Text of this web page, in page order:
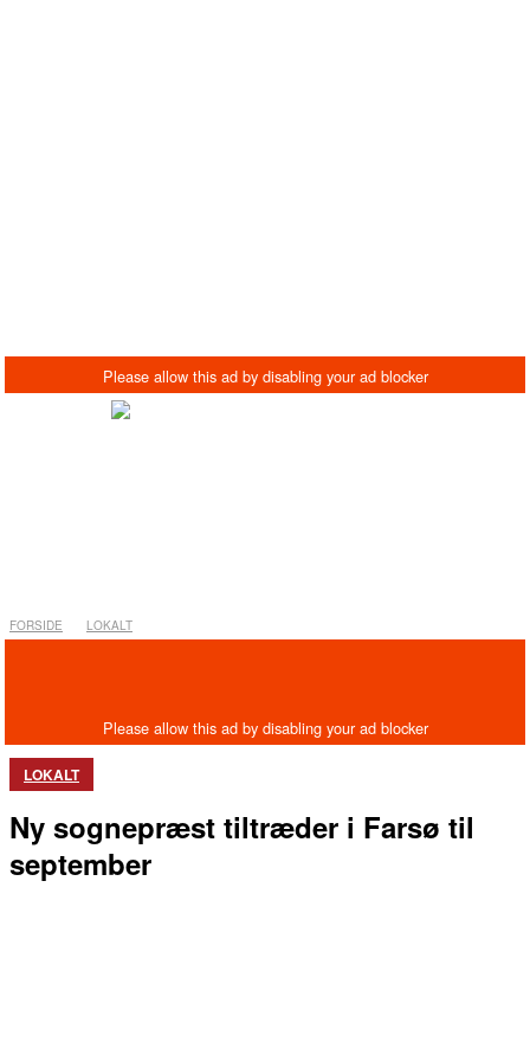
FORSIDE LOKALT
LOKALT
Ny sognepræst tiltræder i Farsø til
september